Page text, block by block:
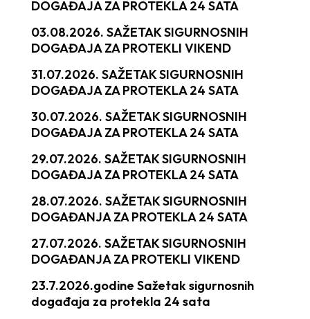
DOGAĐAJA ZA PROTEKLA 24 SATA
03.08.2026. SAŽETAK SIGURNOSNIH
DOGAĐAJA ZA PROTEKLI VIKEND
31.07.2026. SAŽETAK SIGURNOSNIH
DOGAĐAJA ZA PROTEKLA 24 SATA
30.07.2026. SAŽETAK SIGURNOSNIH
DOGAĐAJA ZA PROTEKLA 24 SATA
29.07.2026. SAŽETAK SIGURNOSNIH
DOGAĐAJA ZA PROTEKLA 24 SATA
28.07.2026. SAŽETAK SIGURNOSNIH
DOGAĐANJA ZA PROTEKLA 24 SATA
27.07.2026. SAŽETAK SIGURNOSNIH
DOGAĐANJA ZA PROTEKLI VIKEND
23.7.2026.godine Sažetak sigurnosnih
događaja za protekla 24 sata